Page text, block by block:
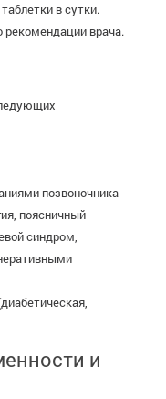
в сутки.
рекомендации врача.
позвоночника
поясничный
синдром,
и